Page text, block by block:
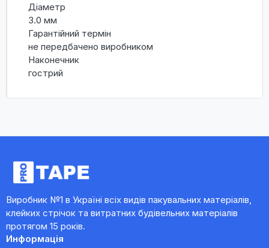
Діаметр
3.0 мм
Гарантійний термін
не передбачено виробником
Наконечник
гострий
Виробник №1 в Україні всіх видів пакувальних матеріалів,
клейких стрічок та витратних будівельних матеріалів
протягом 15 років.
Информація